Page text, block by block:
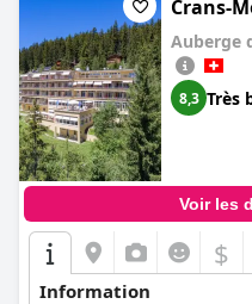
Dans l'ensemble, l'
mélange d'ambiance
service exceptionnel, ce qui
recommandé pour les
Crans-
Auberge
8,3 Très
Voir les
$
Information